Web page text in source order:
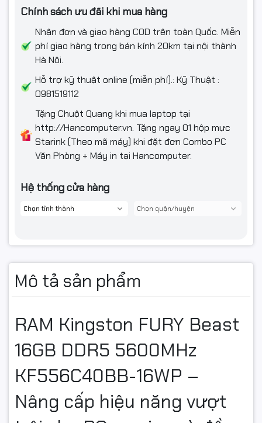
Chính sách ưu đãi khi mua hàng
Nhận đơn và giao hàng COD trên toàn Quốc. Miễn
phí giao hàng trong bán kính 20km tại nội thành
Hà Nội.
Hỗ trợ kỹ thuật online (miễn phí).: Kỹ Thuật :
0981519112
Tặng Chuột Quang khi mua laptop tại
http://Hancomputer.vn. Tặng ngay 01 hộp mực
Starink (Theo mã máy) khi đặt đơn Combo PC
Văn Phòng + Máy in tại Hancomputer.
Hệ thống cửa hàng
Mô tả sản phẩm
RAM Kingston FURY Beast
16GB DDR5 5600MHz
KF556C40BB-16WP –
Nâng cấp hiệu năng vượt